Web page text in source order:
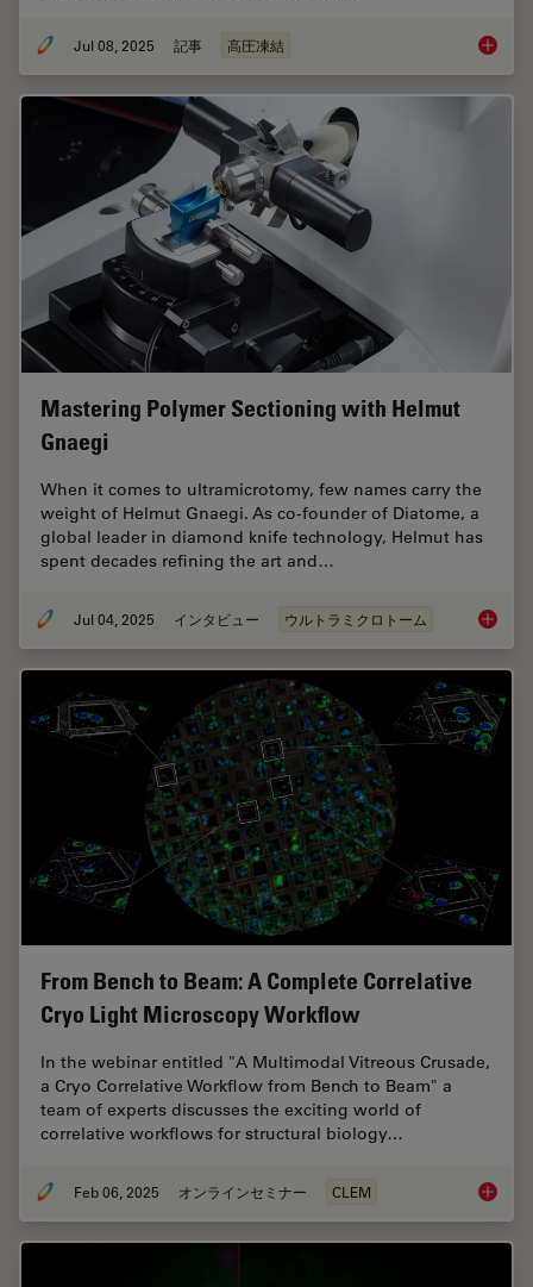
Jul 08, 2025 記事 高圧凍結 The
Mastering Polymer Sectioning with Helmut
Gnaegi
When it comes to ultramicrotomy, few names carry the
weight of Helmut Gnaegi. As co-founder of Diatome, a
global leader in diamond knife technology, Helmut has
spent decades refining the art and…
Jul 04, 2025 インタビュー ウルトラミクロトーム
From Bench to Beam: A Complete Correlative
Cryo Light Microscopy Workflow
In the webinar entitled "A Multimodal Vitreous Crusade,
a Cryo Correlative Workflow from Bench to Beam" a
team of experts discusses the exciting world of
correlative workflows for structural biology…
Feb 06, 2025 オンラインセミナー CLEM From